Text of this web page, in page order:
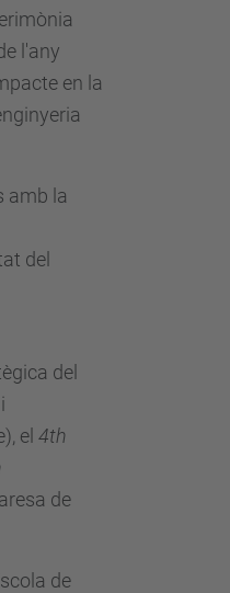
l'any
en la
amb la
del
del
el 4th
de
de